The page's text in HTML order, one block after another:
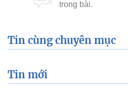
Tin cùng chuyên mục
Tin mới